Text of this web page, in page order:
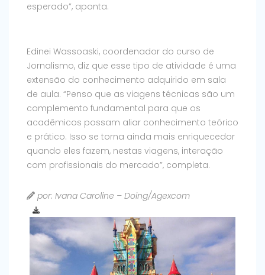
esperado”, aponta.
Edinei Wassoaski, coordenador do curso de
Jornalismo, diz que esse tipo de atividade é uma
extensão do conhecimento adquirido em sala
de aula. “Penso que as viagens técnicas são um
complemento fundamental para que os
acadêmicos possam aliar conhecimento teórico
e prático. Isso se torna ainda mais enriquecedor
quando eles fazem, nestas viagens, interação
com profissionais do mercado”, completa.
por: Ivana Caroline – Doing/Agexcom